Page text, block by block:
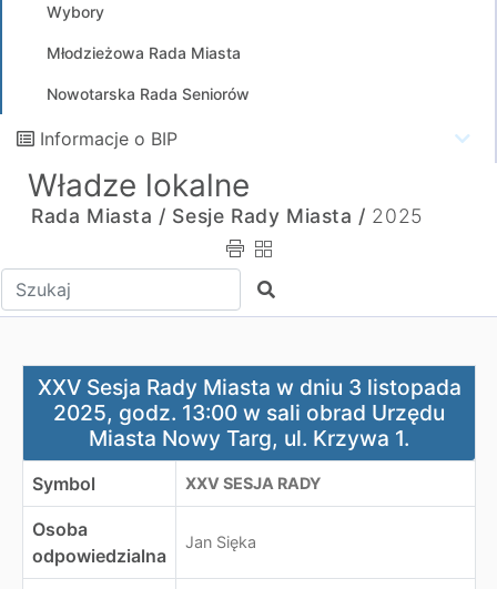
Wybory
Młodzieżowa Rada Miasta
Nowotarska Rada Seniorów
Informacje o BIP
Władze lokalne
Rada Miasta / Sesje Rady Miasta / 2025
Wpisz tekst do wyszukania Szukaj
XXV Sesja Rady Miasta w dniu 3 listopada 2025,
XXV Sesja Rady Miasta w dniu 3 listopada
2025, godz. 13:00 w sali obrad Urzędu
Miasta Nowy Targ, ul. Krzywa 1.
Symbol XXV SESJA RADY
Osoba
odpowiedzialna
Jan Sięka